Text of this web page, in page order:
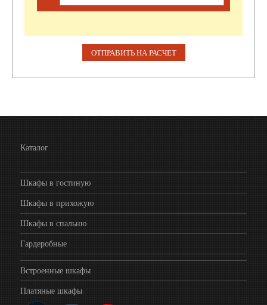
Каталог
Шкафы в гостиную
Шкафы в прихожую
Шкафы в спальню
Гардеробные
Встроенные шкафы
Платяные шкафы